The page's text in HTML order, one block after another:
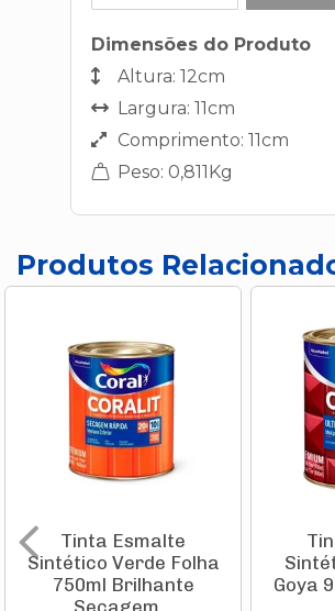
Dimensões do Produto
Altura: 12cm
Largura: 11cm
Comprimento: 11cm
Peso: 0,811Kg
Produtos
Tinta Esmalte
Sintético Verde Folha
750ml Brilhante
Goya